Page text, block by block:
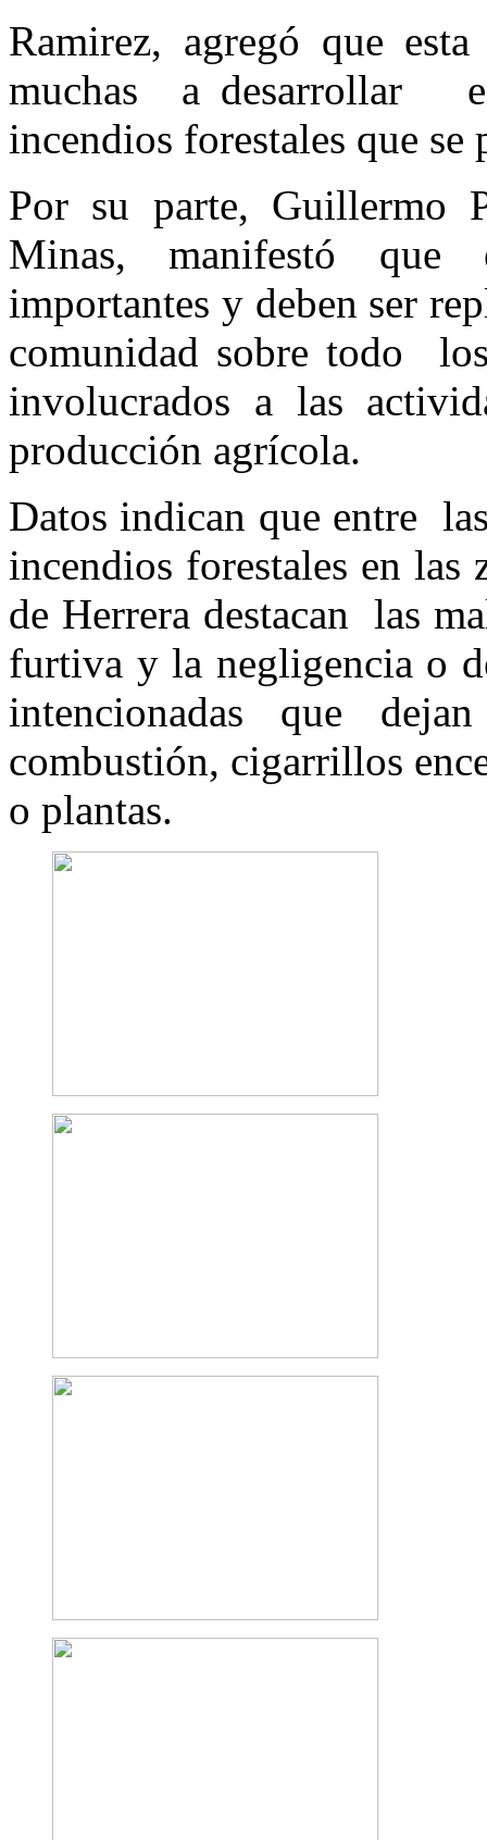
Ramirez, agregó que
muchas a desarrollar
incendios forestales que se
Por su parte, Guillermo
Minas, manifestó que
importantes y deben ser
comunidad sobre todo
involucrados a las
producción agrícola.
Datos indican que entre
incendios forestales en las
de Herrera destacan las
furtiva y la negligencia o
intencionadas que
combustión, cigarrillos
o plantas.